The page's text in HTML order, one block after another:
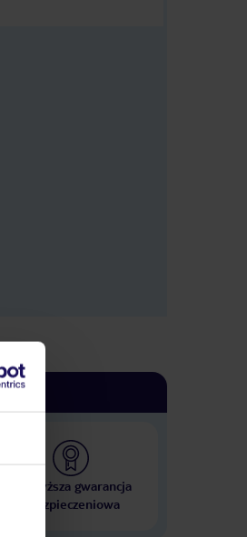
Najwyższa gwarancja
ubezpieczeniowa